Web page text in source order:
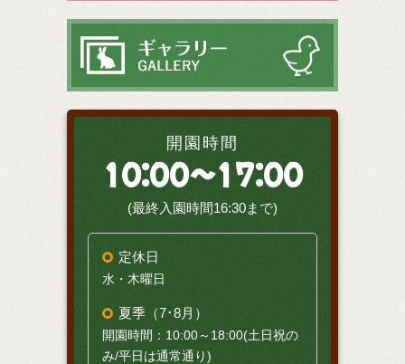
開園時間
10:00～17:00
(最終入園時間16:30まで)
定休日
水・木曜日
夏季（7･8月）
開園時間：10:00～18:00(土日祝の
み/平日は通常通り)